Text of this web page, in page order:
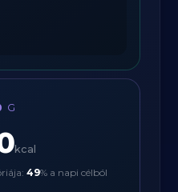
G
kcal
49% a napi célból